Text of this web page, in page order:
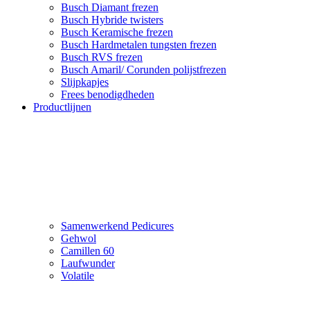
Busch Diamant frezen
Busch Hybride twisters
Busch Keramische frezen
Busch Hardmetalen tungsten frezen
Busch RVS frezen
Busch Amaril/ Corunden polijstfrezen
Slijpkapjes
Frees benodigdheden
Productlijnen
Samenwerkend Pedicures
Gehwol
Camillen 60
Laufwunder
Volatile